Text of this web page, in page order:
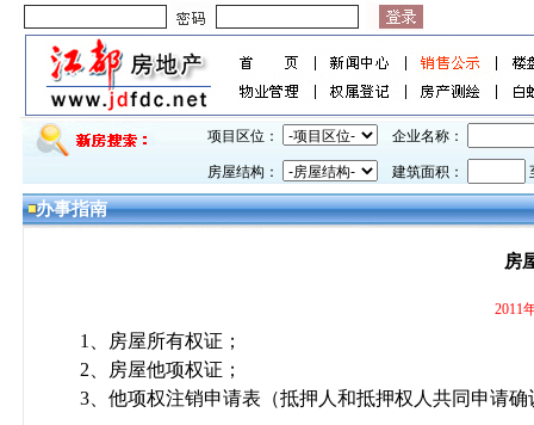
项目区位： 企业名称：
房屋结构： 建筑面积：
办事指南
房
2011
1、
房屋所有权证；
2、
房屋他项权证；
3、 他项权注销申请表（抵押人和抵押权人共同申请确